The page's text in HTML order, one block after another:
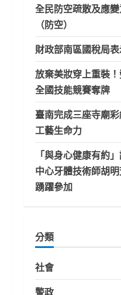
全民防空疏散及應
（防空）
財政部南區國稅局
放棄美妝穿上重裝
全國技能競賽奪牌
臺南完成三座寺廟
工藝生命力
「與身心健康有約
中心牙體技術師胡
踴躍參加
分類
社會
警政